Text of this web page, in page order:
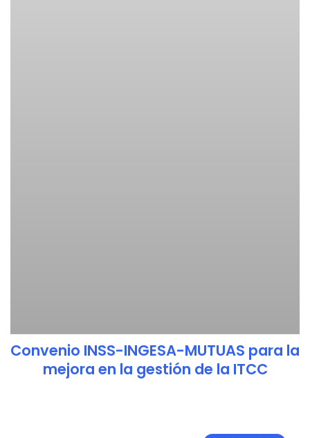
Convenio INSS-INGESA-MUTUAS para la
mejora en la gestión de la ITCC